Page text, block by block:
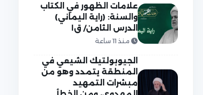
علامات الظهور في الكتاب
والسنة: (راية اليماني)
الدرس الثامن/ ق١
منذ 11 ساعة
الجيوبولتيك الشيعي في
المنطقة يتمدد وهو من
مبشرات التمهيد